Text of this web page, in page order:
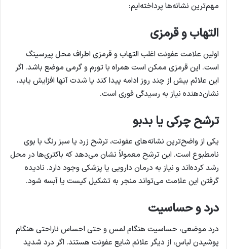
مهم‌ترین نشانه‌ها پرداخته‌ایم:
التهاب و قرمزی
اولین علامت عفونت اغلب التهاب و قرمزی اطراف محل پیرسینگ
است. این قرمزی ممکن است همراه با تورم و گرمی موضع باشد. اگر
این علائم بیش از چند روز ادامه پیدا کند یا شدت آنها افزایش یابد،
نشان‌دهنده نیاز به رسیدگی فوری است.
ترشح چرکی یا بدبو
یکی از واضح‌ترین نشانه‌های عفونت، ترشح زرد یا سبز رنگ با بوی
نامطبوع است. این ترشح معمولاً نشان می‌دهد که باکتری‌ها در محل
رشد کرده‌اند و نیاز به درمان دارویی یا پزشکی وجود دارد. نادیده
گرفتن این علامت می‌تواند منجر به تشکیل کیست یا آبسه شود.
درد و حساسیت
درد موضعی، حساسیت هنگام لمس و حتی احساس ناراحتی هنگام
پوشیدن لباس، از دیگر علائم شایع عفونت هستند. اگر درد شدید